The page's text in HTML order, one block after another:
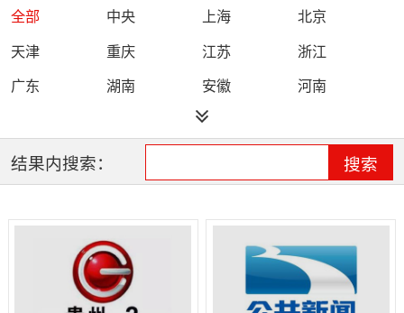
文化
文艺 娱乐
影视
电影
生活 电视剧
综合
时尚
民生 IPTV智能电视
数字电视
站）
全部 中央 上海
北京
天津
重庆 江苏
浙江
广东
湖南 安徽
河南
四川
辽宁
山西
海南 陕西
甘肃
贵州
宁夏 山东
云南
广西
内蒙古
结果内搜索： 搜索